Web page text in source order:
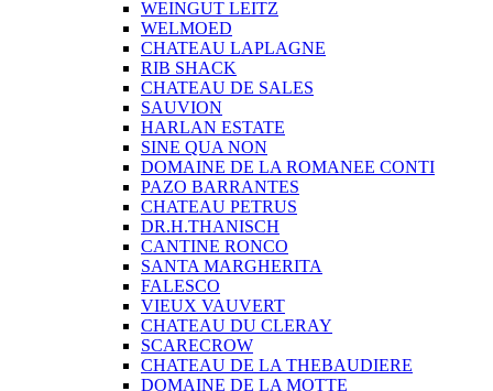
WEINGUT LEITZ
WELMOED
CHATEAU LAPLAGNE
RIB SHACK
CHATEAU DE SALES
SAUVION
HARLAN ESTATE
SINE QUA NON
DOMAINE DE LA ROMANEE CONTI
PAZO BARRANTES
CHATEAU PETRUS
DR.H.THANISCH
CANTINE RONCO
SANTA MARGHERITA
FALESCO
VIEUX VAUVERT
CHATEAU DU CLERAY
SCARECROW
CHATEAU DE LA THEBAUDIERE
DOMAINE DE LA MOTTE